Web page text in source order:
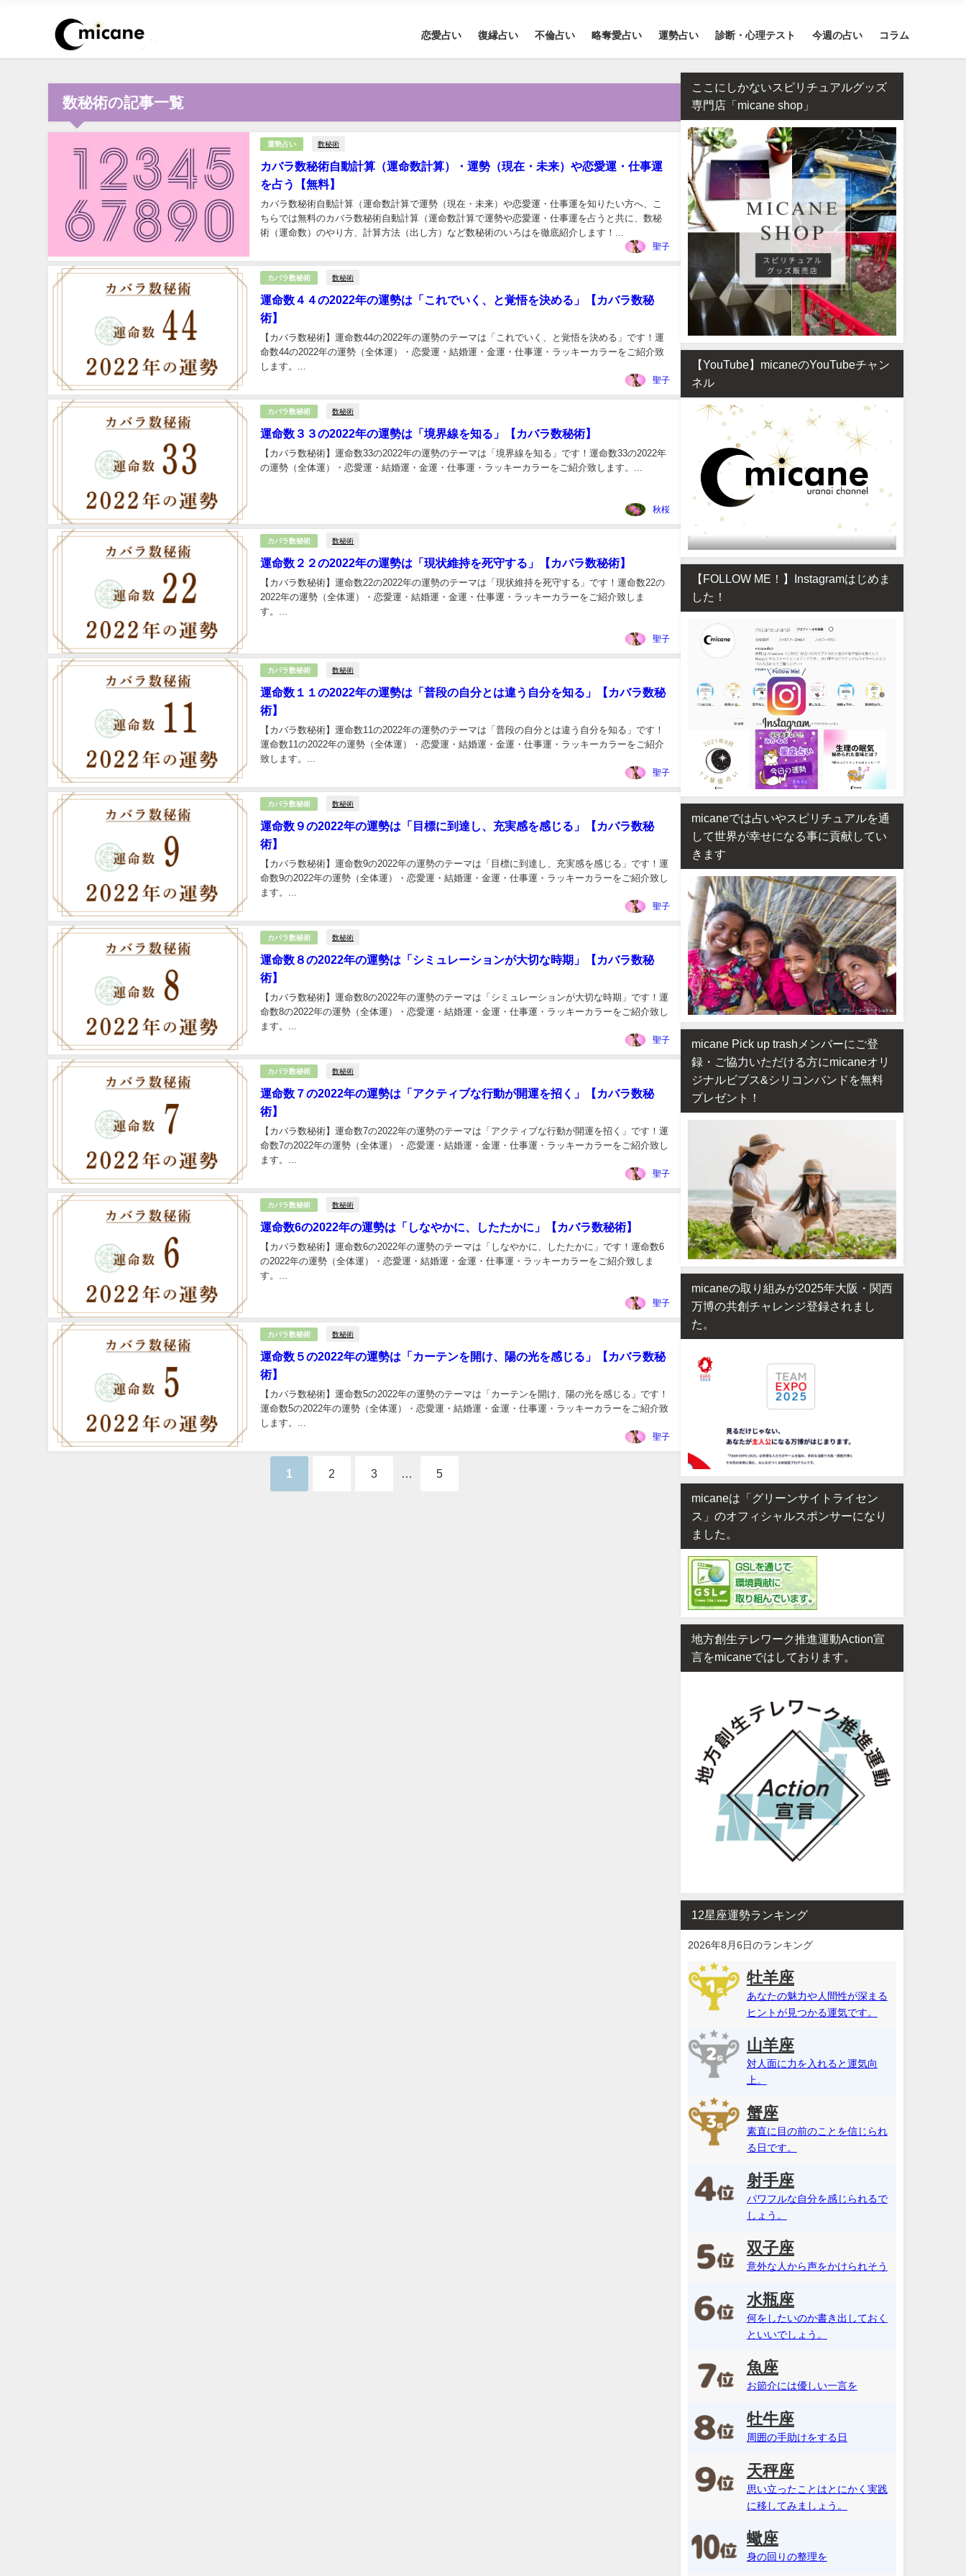
恋愛占い 復縁占い 不倫占い 略奪愛占い 運勢占い 診断・心理テスト 今週の占い コラム
数秘術の記事一覧
運勢占い 数秘術
カバラ数秘術自動計算（運命数計算）・運勢（現在・未来）や恋愛運・仕事運
を占う【無料】
カバラ数秘術自動計算（運命数計算で運勢（現在・未来）や恋愛運・仕事運を知りたい方へ、こ
ちらでは無料のカバラ数秘術自動計算（運命数計算で運勢や恋愛運・仕事運を占うと共に、数秘
術（運命数）のやり方、計算方法（出し方）など数秘術のいろはを徹底紹介します！...
聖子
カバラ数秘術 数秘術
運命数４４の2022年の運勢は「これでいく、と覚悟を決める」【カバラ数秘
術】
【カバラ数秘術】運命数44の2022年の運勢のテーマは「これでいく、と覚悟を決める」です！運
命数44の2022年の運勢（全体運）・恋愛運・結婚運・金運・仕事運・ラッキーカラーをご紹介致
します。...
聖子
カバラ数秘術 数秘術
運命数３３の2022年の運勢は「境界線を知る」【カバラ数秘術】
【カバラ数秘術】運命数33の2022年の運勢のテーマは「境界線を知る」です！運命数33の2022年
の運勢（全体運）・恋愛運・結婚運・金運・仕事運・ラッキーカラーをご紹介致します。...
秋桜
カバラ数秘術 数秘術
運命数２２の2022年の運勢は「現状維持を死守する」【カバラ数秘術】
【カバラ数秘術】運命数22の2022年の運勢のテーマは「現状維持を死守する」です！運命数22の
2022年の運勢（全体運）・恋愛運・結婚運・金運・仕事運・ラッキーカラーをご紹介致しま
す。...
聖子
カバラ数秘術 数秘術
運命数１１の2022年の運勢は「普段の自分とは違う自分を知る」【カバラ数秘
術】
【カバラ数秘術】運命数11の2022年の運勢のテーマは「普段の自分とは違う自分を知る」です！
運命数11の2022年の運勢（全体運）・恋愛運・結婚運・金運・仕事運・ラッキーカラーをご紹介
致します。...
聖子
カバラ数秘術 数秘術
運命数９の2022年の運勢は「目標に到達し、充実感を感じる」【カバラ数秘
術】
【カバラ数秘術】運命数9の2022年の運勢のテーマは「目標に到達し、充実感を感じる」です！運
命数9の2022年の運勢（全体運）・恋愛運・結婚運・金運・仕事運・ラッキーカラーをご紹介致し
ます。...
聖子
カバラ数秘術 数秘術
運命数８の2022年の運勢は「シミュレーションが大切な時期」【カバラ数秘
術】
【カバラ数秘術】運命数8の2022年の運勢のテーマは「シミュレーションが大切な時期」です！運
命数8の2022年の運勢（全体運）・恋愛運・結婚運・金運・仕事運・ラッキーカラーをご紹介致し
ます。...
聖子
カバラ数秘術 数秘術
運命数７の2022年の運勢は「アクティブな行動が開運を招く」【カバラ数秘
術】
【カバラ数秘術】運命数7の2022年の運勢のテーマは「アクティブな行動が開運を招く」です！運
命数7の2022年の運勢（全体運）・恋愛運・結婚運・金運・仕事運・ラッキーカラーをご紹介致し
ます。...
聖子
カバラ数秘術 数秘術
運命数6の2022年の運勢は「しなやかに、したたかに」【カバラ数秘術】
【カバラ数秘術】運命数6の2022年の運勢のテーマは「しなやかに、したたかに」です！運命数6
の2022年の運勢（全体運）・恋愛運・結婚運・金運・仕事運・ラッキーカラーをご紹介致しま
す。...
聖子
カバラ数秘術 数秘術
運命数５の2022年の運勢は「カーテンを開け、陽の光を感じる」【カバラ数秘
術】
【カバラ数秘術】運命数5の2022年の運勢のテーマは「カーテンを開け、陽の光を感じる」です！
運命数5の2022年の運勢（全体運）・恋愛運・結婚運・金運・仕事運・ラッキーカラーをご紹介致
します。...
聖子
1 2 3 5
ここにしかないスピリチュアルグッズ
専門店「micane shop」
【YouTube】micaneのYouTubeチャン
ネル
【FOLLOW ME！】Instagramはじめま
した！
micaneでは占いやスピリチュアルを通
して世界が幸せになる事に貢献してい
きます
micane Pick up trashメンバーにご登
録・ご協力いただける方にmicaneオリ
ジナルビブス&シリコンバンドを無料
プレゼント！
micaneの取り組みが2025年大阪・関西
万博の共創チャレンジ登録されまし
た。
micaneは「グリーンサイトライセン
ス」のオフィシャルスポンサーになり
ました。
地方創生テレワーク推進運動Action宣
言をmicaneではしております。
12星座運勢ランキング
2026年8月6日のランキング
牡羊座
あなたの魅力や人間性が深まる
ヒントが見つかる運気です。
山羊座
対人面に力を入れると運気向
上。
蟹座
素直に目の前のことを信じられ
る日です。
射手座
パワフルな自分を感じられるで
しょう。
双子座
意外な人から声をかけられそう
水瓶座
何をしたいのか書き出しておく
といいでしょう。
魚座
お節介には優しい一言を
牡牛座
周囲の手助けをする日
天秤座
思い立ったことはとにかく実践
に移してみましょう。
蠍座
身の回りの整理を